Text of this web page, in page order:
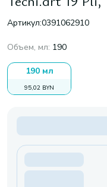
Артикул:0391062910
Объем, мл: 190
190 мл
95,02 BYN